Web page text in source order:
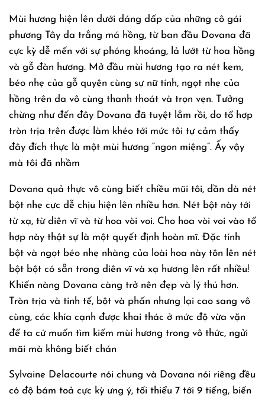
Mùi hương hiện lên dưới dáng dấp của những cô gái
phương Tây da trắng má hồng, từ ban đầu Dovana đã
cực kỳ dễ mến với sự phóng khoáng, lả lướt từ hoa hồng
và gỗ đàn hương. Mở đầu mùi hương tạo ra nét kem,
béo nhẹ của gỗ quyện cùng sự nữ tính, ngọt nhẹ của
hồng trên da vô cùng thanh thoát và trọn vẹn. Tưởng
chừng như đến đây Dovana đã tuyệt lắm rồi, do tổ hợp
tròn trịa trên được làm khéo tới mức tôi tự cảm thấy
đây đích thực là một mùi hương “ngon miệng”. Ấy vậy
mà tôi đã nhầm
Dovana quả thực vô cùng biết chiều mũi tôi, dần dà nét
bột nhẹ cực dễ chịu hiện lên nhiều hơn. Nét bột này tới
từ xạ, từ diên vĩ và từ hoa vòi voi. Cho hoa vòi voi vào tổ
hợp này thật sự là một quyết định hoàn mĩ. Đặc tính
bột và ngọt béo nhẹ nhàng của loài hoa này tôn lên nét
bột bột có sẵn trong diên vĩ và xạ hương lên rất nhiều!
Khiến nàng Dovana càng trở nên đẹp và lý thú hơn.
Tròn trịa và tinh tế, bột và phấn nhưng lại cao sang vô
cùng, các khía cạnh được khai thác ở mức độ vừa vặn
để ta cứ muốn tìm kiếm mùi hương trong vô thức, ngửi
mãi mà không biết chán
Sylvaine Delacourte nói chung và Dovana nói riêng đều
có độ bám toả cực kỳ ưng ý, tối thiểu 7 tới 9 tiếng, biến